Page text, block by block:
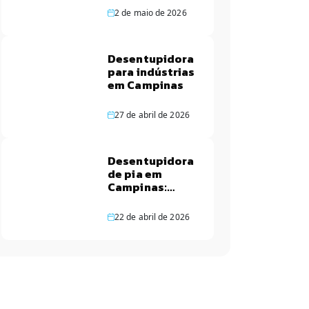
de Campinas
2 de maio de 2026
Desentupidora
para indústrias
em Campinas
27 de abril de 2026
Desentupidora
de pia em
Campinas:
rápidas
22 de abril de 2026